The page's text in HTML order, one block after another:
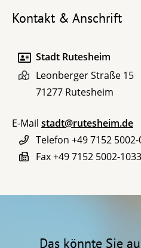
Kontakt & Anschrift
Stadt Rutesheim
Leonberger Straße 15
71277 Rutesheim
E-Mail stadt@rutesheim.de
Telefon +49 7152 5002-
Fax+49 7152 5002-1033
Das könnte Sie